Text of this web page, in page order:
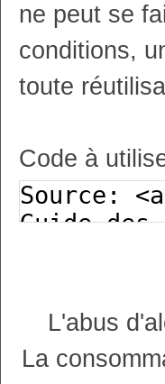
ne peut se
conditions,
toute
Code à
L'abus
La